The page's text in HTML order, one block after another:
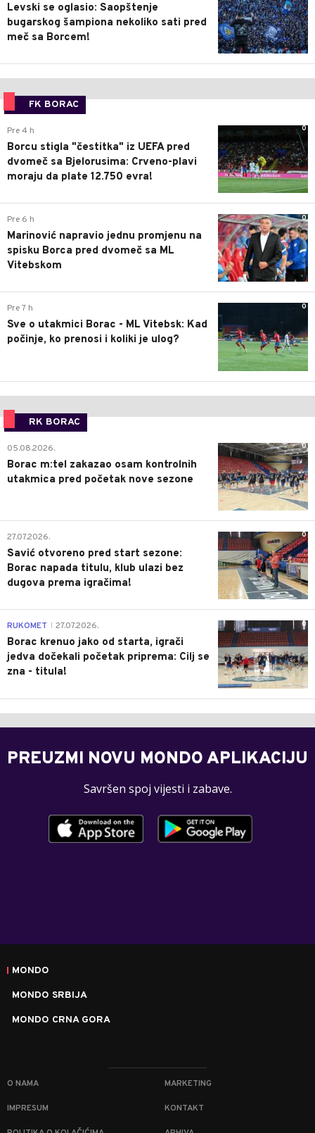
Levski se oglasio: Saopštenje
bugarskog šampiona nekoliko sati pred
meč sa Borcem!
FK BORAC
0
Pre 4 h
Borcu stigla "čestitka" iz UEFA pred
dvomeč sa Bjelorusima: Crveno-plavi
moraju da plate 12.750 evra!
0
Pre 6 h
Marinović napravio jednu promjenu na
spisku Borca pred dvomeč sa ML
Vitebskom
0
Pre 7 h
Sve o utakmici Borac - ML Vitebsk: Kad
počinje, ko prenosi i koliki je ulog?
RK BORAC
0
05.08.2026.
Borac m:tel zakazao osam kontrolnih
utakmica pred početak nove sezone
0
27.07.2026.
Savić otvoreno pred start sezone:
Borac napada titulu, klub ulazi bez
dugova prema igračima!
0
RUKOMET 27.07.2026.
Borac krenuo jako od starta, igrači
jedva dočekali početak priprema: Cilj se
zna - titula!
PREUZMI NOVU MONDO APLIKACIJU
Savršen spoj vijesti i zabave.
MONDO
MONDO SRBIJA
MONDO CRNA GORA
O NAMA MARKETING
IMPRESUM KONTAKT